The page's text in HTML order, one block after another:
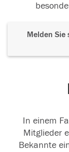
Melden Sie
In einem
Mitglieder
Bekannte